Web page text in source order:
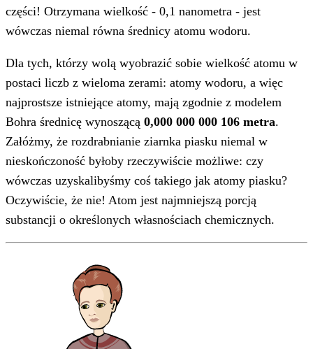
części! Otrzymana wielkość - 0,1 nanometra - jest
wówczas niemal równa średnicy atomu wodoru.
Dla tych, którzy wolą wyobrazić sobie wielkość atomu w
postaci liczb z wieloma zerami: atomy wodoru, a więc
najprostsze istniejące atomy, mają zgodnie z modelem
Bohra średnicę wynoszącą 0,000 000 000 106 metra.
Załóżmy, że rozdrabnianie ziarnka piasku niemal w
nieskończoność byłoby rzeczywiście możliwe: czy
wówczas uzyskalibyśmy coś takiego jak atomy piasku?
Oczywiście, że nie! Atom jest najmniejszą porcją
substancji o określonych własnościach chemicznych.